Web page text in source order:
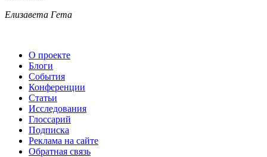
Елизавета Гета
О проекте
Блоги
События
Конференции
Статьи
Исследования
Глоссарий
Подписка
Реклама на сайте
Обратная связь